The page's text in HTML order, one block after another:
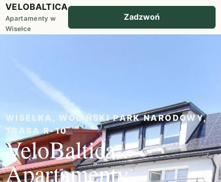
VELOBALTICA
Apartamenty w
Wisełce
Zadzwoń
WISEŁKA, WOLIŃSKI PARK NARODOWY,
TRASA R-10
VeloBaltica
Apartamenty